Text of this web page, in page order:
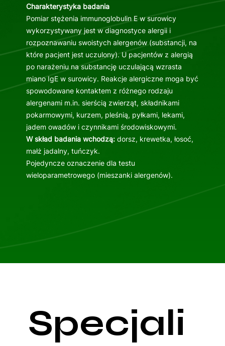
Charakterystyka badania
Pomiar stężenia immunoglobulin E w surowicy
wykorzystywany jest w diagnostyce alergii i
rozpoznawaniu swoistych alergenów (substancji, na
które pacjent jest uczulony). U pacjentów z alergią
po narażeniu na substancję uczulającą wzrasta
miano IgE w surowicy. Reakcje alergiczne moga być
spowodowane kontaktem z różnego rodzaju
alergenami m.in. sierścią zwierząt, składnikami
pokarmowymi, kurzem, pleśnią, pyłkami, lekami,
jadem owadów i czynnikami środowiskowymi.
W skład badania wchodzą:dorsz, krewetka, łosoć,
małż jadalny, tuńczyk.
Pojedyncze oznaczenie dla testu
wieloparametrowego (mieszanki alergenów).
Specjali